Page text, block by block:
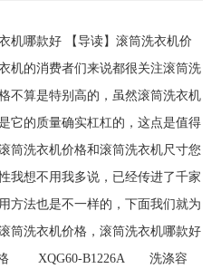
机哪款好 【导读】滚筒洗衣机价
机的消费者们来说都很关注滚筒洗
不算是特别高的，虽然滚筒洗衣机
它的质量确实杠杠的，这点是值得
筒洗衣机价格和滚筒洗衣机尺寸您
想不用我多说，已经传进了千家
方法也是不一样的，下面我们就为
筒洗衣机价格，滚筒洗衣机哪款好
XQG60-B1226A 洗涤容